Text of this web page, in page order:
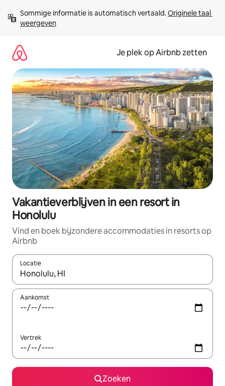
direct
naar
Sommige informatie is automatisch vertaald. Originele taal
weergeven
Je plek op Airbnb zetten
Vakantieverblijven in een resort in
Honolulu
Vind en boek bijzondere accommodaties in resorts op
Airbnb
Locatie
Wanneer er resultaten beschikbaar zijn, maak je een keuze
Aankomst
Vertrek
Zoeken